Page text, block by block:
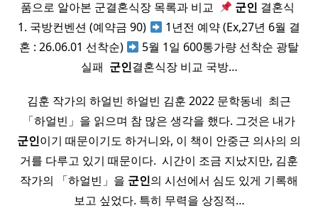
품으로 알아본 군결혼식장 목록과 비교 ​ 군인 결혼식 ​
1. 국방컨벤션 (예약금 90)
1년전 예약 (Ex,27년 6월 결
혼 : 26.06.01 선착순)
5월 1일 600통가량 선착순 광탈
실패 ​ 군인결혼식장 비교 국방…
김훈 작가의 하얼빈 하얼빈 김훈 2022 문학동네 ​ 최근
「하얼빈」을 읽으며 참 많은 생각을 했다. 그것은 내가
군인이기 때문이기도 하거니와, 이 책이 안중근 의사의 의
거를 다루고 있기 때문이다. ​ 시간이 조금 지났지만, 김훈
작가의 「하얼빈」을 군인의 시선에서 심도 있게 기록해
보고 싶었다. 특히 무력을 상징적…